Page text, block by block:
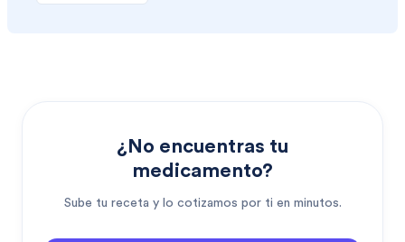
¿No encuentras tu
medicamento?
Sube tu receta y lo cotizamos por ti en minutos.